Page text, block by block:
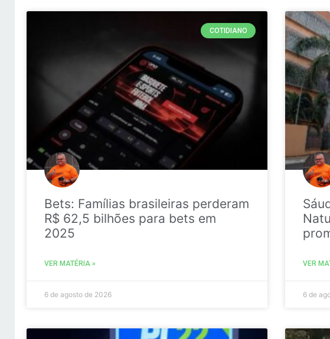
COTIDIANO
Bets: Famílias brasileiras perderam
R$ 62,5 bilhões para bets em
2025
VER MATÉRIA »
6 de agosto de 2026
VER
6 de